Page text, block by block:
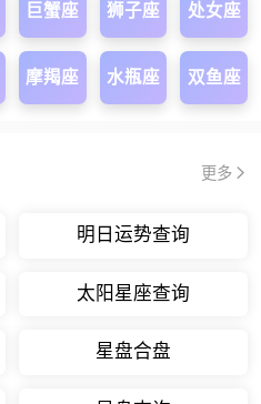
巨蟹座 狮子座 处女座
摩羯座 水瓶座 双鱼座
更多
明日运势查询
太阳星座查询
星盘合盘